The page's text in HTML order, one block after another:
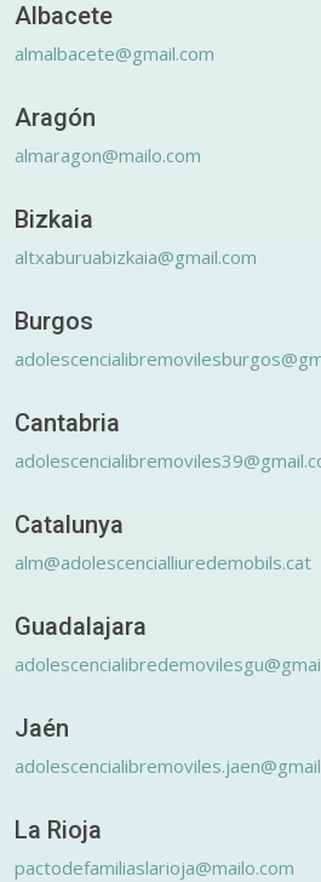
Albacete
almalbacete@gmail.com
Aragón
almaragon@mailo.com
Bizkaia
altxaburuabizkaia@gmail.com
Burgos
Cantabria
Catalunya
alm@adolescencialliuredemobils.cat
Guadalajara
Jaén
La Rioja
pactodefamiliaslarioja@mailo.com